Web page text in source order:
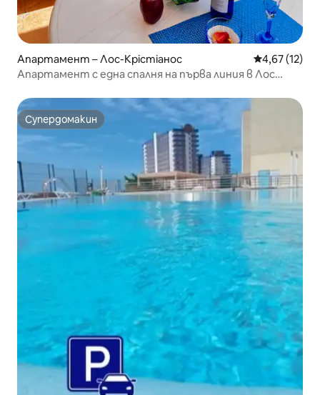
Апартамент – Лос-Крістіанос Средна
4,67 (12)
Апартамент с една спалня на първа линия в Лос
Супердомакин
Супердомакин